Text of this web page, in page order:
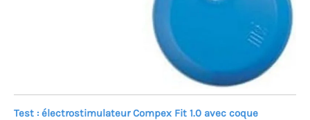
Test : électrostimulateur Compex Fit 1.0 avec coque